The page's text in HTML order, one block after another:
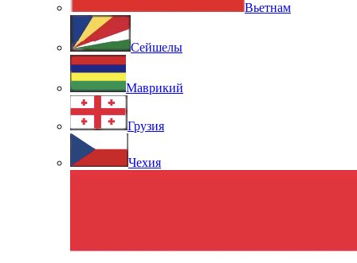
Вьетнам
Сейшелы
Маврикий
Грузия
Чехия